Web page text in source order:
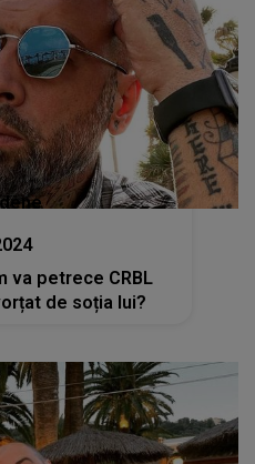
va petrece CRBL
de soția lui?